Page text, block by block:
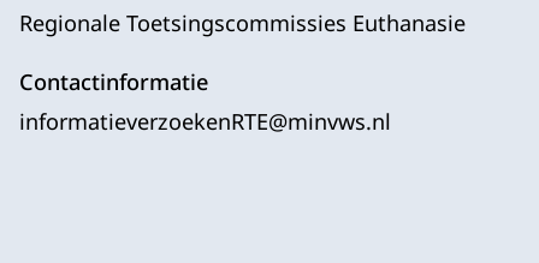
Regionale Toetsingscommissies Euthanasie
Contactinformatie
informatieverzoekenRTE@minvws.nl